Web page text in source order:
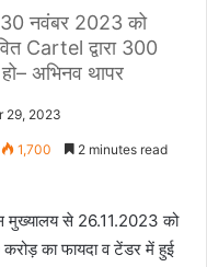
30 नवंबर 2023 को
Cartel द्वारा 300
अभिनव थापर
29, 2023
1,700 2 minutes read
मुख्यालय से 26.11.2023 को
करोड़ का फायदा व टेंडर में हुई